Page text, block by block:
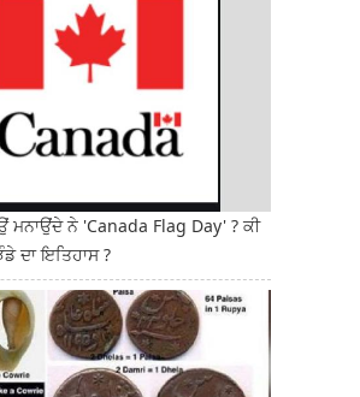
ਮਨਾਉਂਦੇ ਨੇ 'Canada Flag Day' ? ਕੀ
ਦਾ ਇਤਿਹਾਸ ?